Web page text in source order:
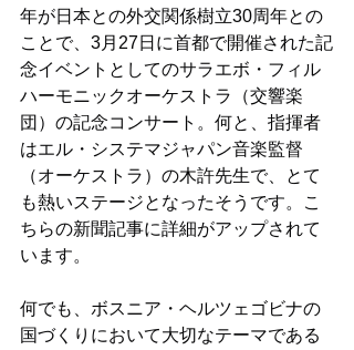
年が日本との外交関係樹立30周年との
ことで、3月27日に首都で開催された記
念イベントとしてのサラエボ・フィル
ハーモニックオーケストラ（交響楽
団）の記念コンサート。何と、指揮者
はエル・システマジャパン音楽監督
（オーケストラ）の木許先生で、とて
も熱いステージとなったそうです。こ
ちらの新聞記事に詳細がアップされて
います。
何でも、ボスニア・ヘルツェゴビナの
国づくりにおいて大切なテーマである